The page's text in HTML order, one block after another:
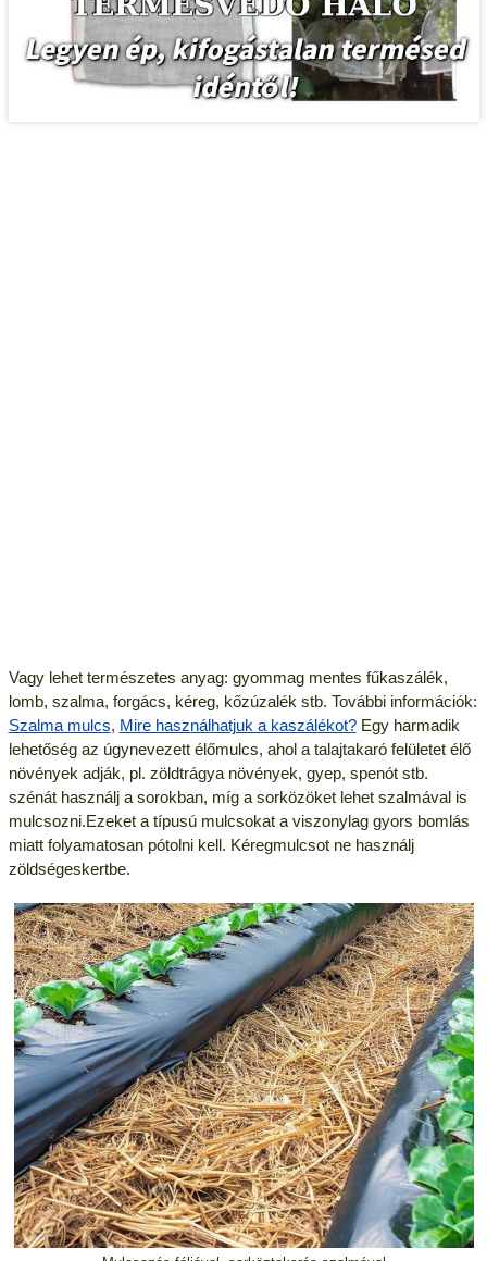
Vagy lehet természetes anyag: gyommag mentes fűkaszálék,
lomb, szalma, forgács, kéreg, kőzúzalék stb. További információk:
Szalma mulcs, Mire használhatjuk a kaszálékot?Egy harmadik
lehetőség az úgynevezett élőmulcs, ahol a talajtakaró felületet élő
növények adják, pl. zöldtrágya növények, gyep, spenót stb.
szénát használj a sorokban, míg a sorközöket lehet szalmával is
mulcsozni.Ezeket a típusú mulcsokat a viszonylag gyors bomlás
miatt folyamatosan pótolni kell. Kéregmulcsot ne használj
zöldségeskertbe.